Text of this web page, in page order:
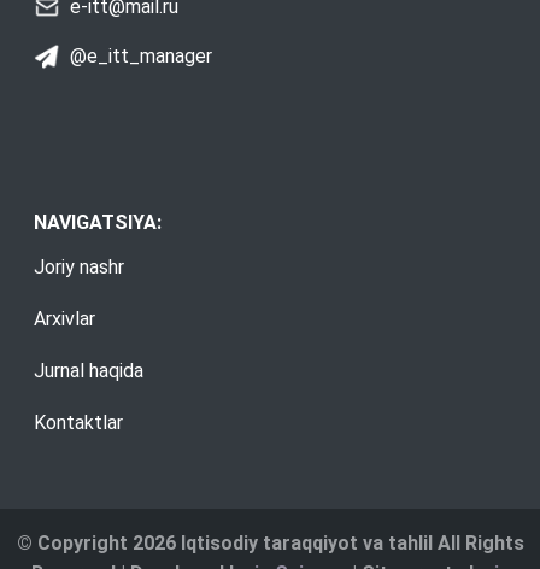
e-itt@mail.ru
@e_itt_manager
NAVIGATSIYA:
Joriy nashr
Arxivlar
Jurnal haqida
Kontaktlar
© Copyright 2026 Iqtisodiy taraqqiyot va tahlil All Rights